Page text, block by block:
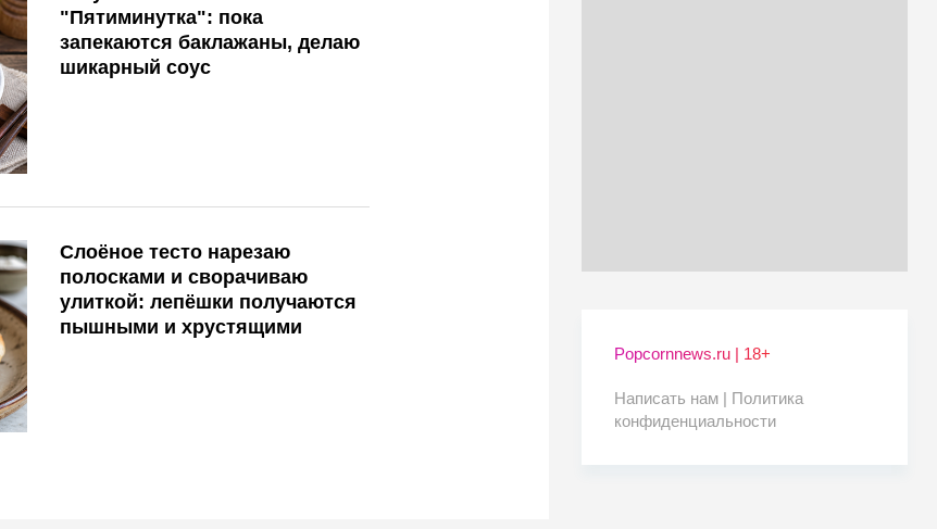
"Пятиминутка": пока
запекаются баклажаны, делаю
шикарный соус
Слоёное тесто нарезаю
полосками и сворачиваю
улиткой: лепёшки получаются
пышными и хрустящими
Popcornnews.ru | 18+
Написать нам | Политика
конфиденциальности